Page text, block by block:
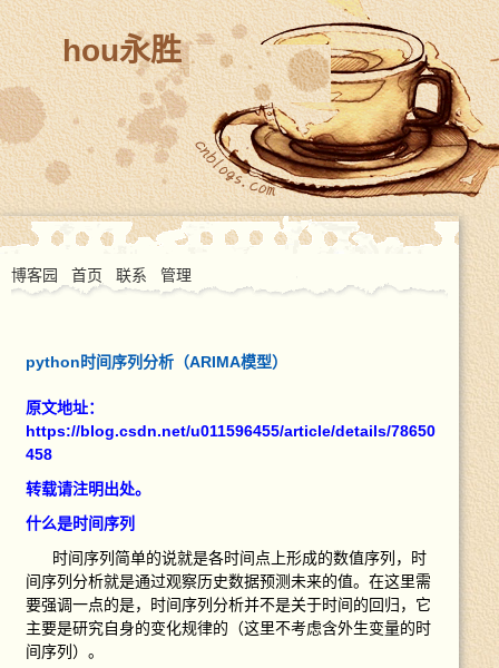
hou永胜
博客园 首页 联系 管理
python时间序列分析（ARIMA模型）
原文地址：
https://blog.csdn.net/u011596455/article/details/78650
458
转载请注明出处。
什么是时间序列
时间序列简单的说就是各时间点上形成的数值序列，时
间序列分析就是通过观察历史数据预测未来的值。在这里需
要强调一点的是，时间序列分析并不是关于时间的回归，它
主要是研究自身的变化规律的（这里不考虑含外生变量的时
间序列）。